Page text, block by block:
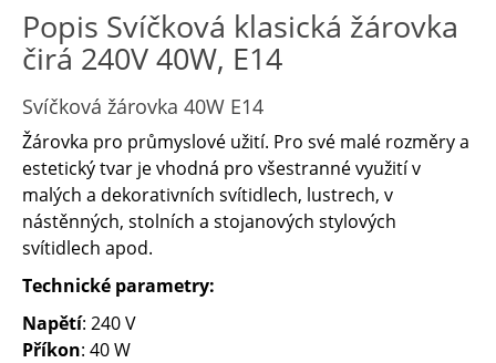
Popis Svíčková klasická žárovka
čirá 240V 40W, E14
Svíčková žárovka 40W E14
Žárovka pro průmyslové užití. Pro své malé rozměry a
estetický tvar je vhodná pro všestranné využití v
malých a dekorativních svítidlech, lustrech, v
nástěnných, stolních a stojanových stylových
svítidlech apod.
Technické parametry:
Napětí: 240 V
Příkon: 40 W